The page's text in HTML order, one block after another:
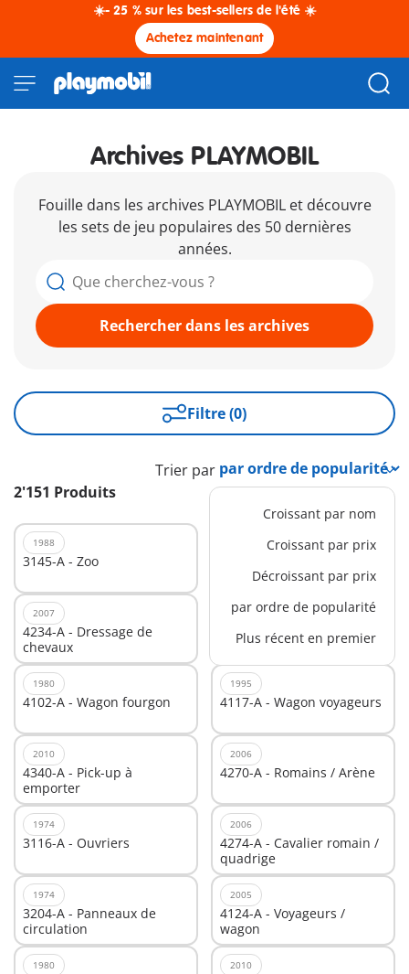
☀️- 25 % sur les best-sellers de l'été ☀️
Achetez maintenant
Archives PLAYMOBIL
Fouille dans les archives PLAYMOBIL et découvre
les sets de jeu populaires des 50 dernières
années.
Rechercher dans les archives
Filtre (0)
2'151 Produits
Trier par
Croissant par nom
Croissant par prix
Décroissant par prix
par ordre de popularité
Plus récent en premier
1988
3145-A - Zoo
/ pâture / animaux
2007
4234-A - Dressage de
chevaux
2007
4135-A - SuperSet
Entrepôt
1980
4102-A - Wagon fourgon
1995
4117-A - Wagon voyageurs
2010
4340-A - Pick-up à
emporter
2006
4270-A - Romains / Arène
1974
3116-A - Ouvriers
2006
4274-A - Cavalier romain /
quadrige
1974
3204-A - Panneaux de
circulation
2005
4124-A - Voyageurs /
wagon
1980 2010